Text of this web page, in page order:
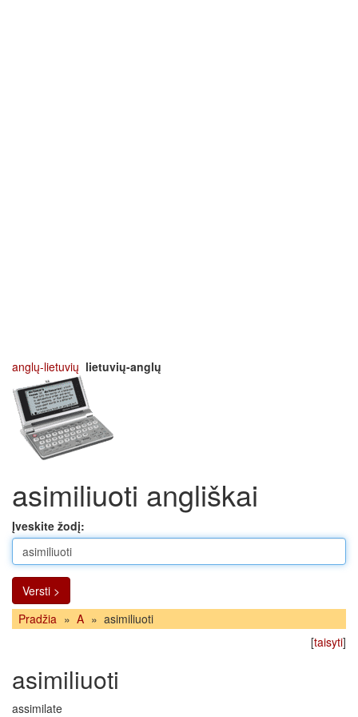
anglų-lietuvių lietuvių-anglų
asimiliuoti angliškai
Įveskite žodį:
Versti >
Pradžia » A » asimiliuoti
[taisyti]
asimiliuoti
assimilate